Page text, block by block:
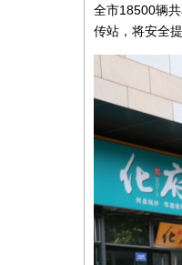
全市18500辆
传站，将安全